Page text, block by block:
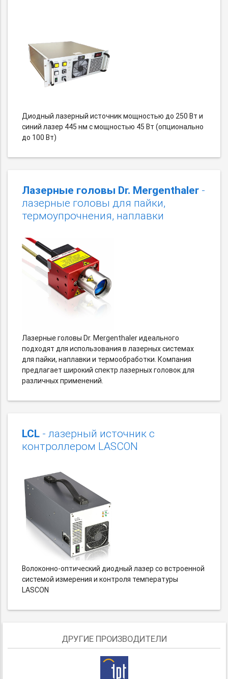
Диодный лазерный источник мощностью до 250 Вт и
синий лазер 445 нм с мощностью 45 Вт (опционально
до 100 Вт)
Лазерные головы Dr. Mergenthaler -
лазерные головы для пайки,
термоупрочнения, наплавки
Лазерные головы Dr. Mergenthaler идеального
подходят для использования в лазерных системах
для пайки, наплавки и термообработки. Компания
предлагает широкий спектр лазерных головок для
различных применений.
LCL - лазерный источник с
контроллером LASCON
Волоконно-оптический диодный лазер со встроенной
системой измерения и контроля температуры
LASCON
ДРУГИЕ ПРОИЗВОДИТЕЛИ